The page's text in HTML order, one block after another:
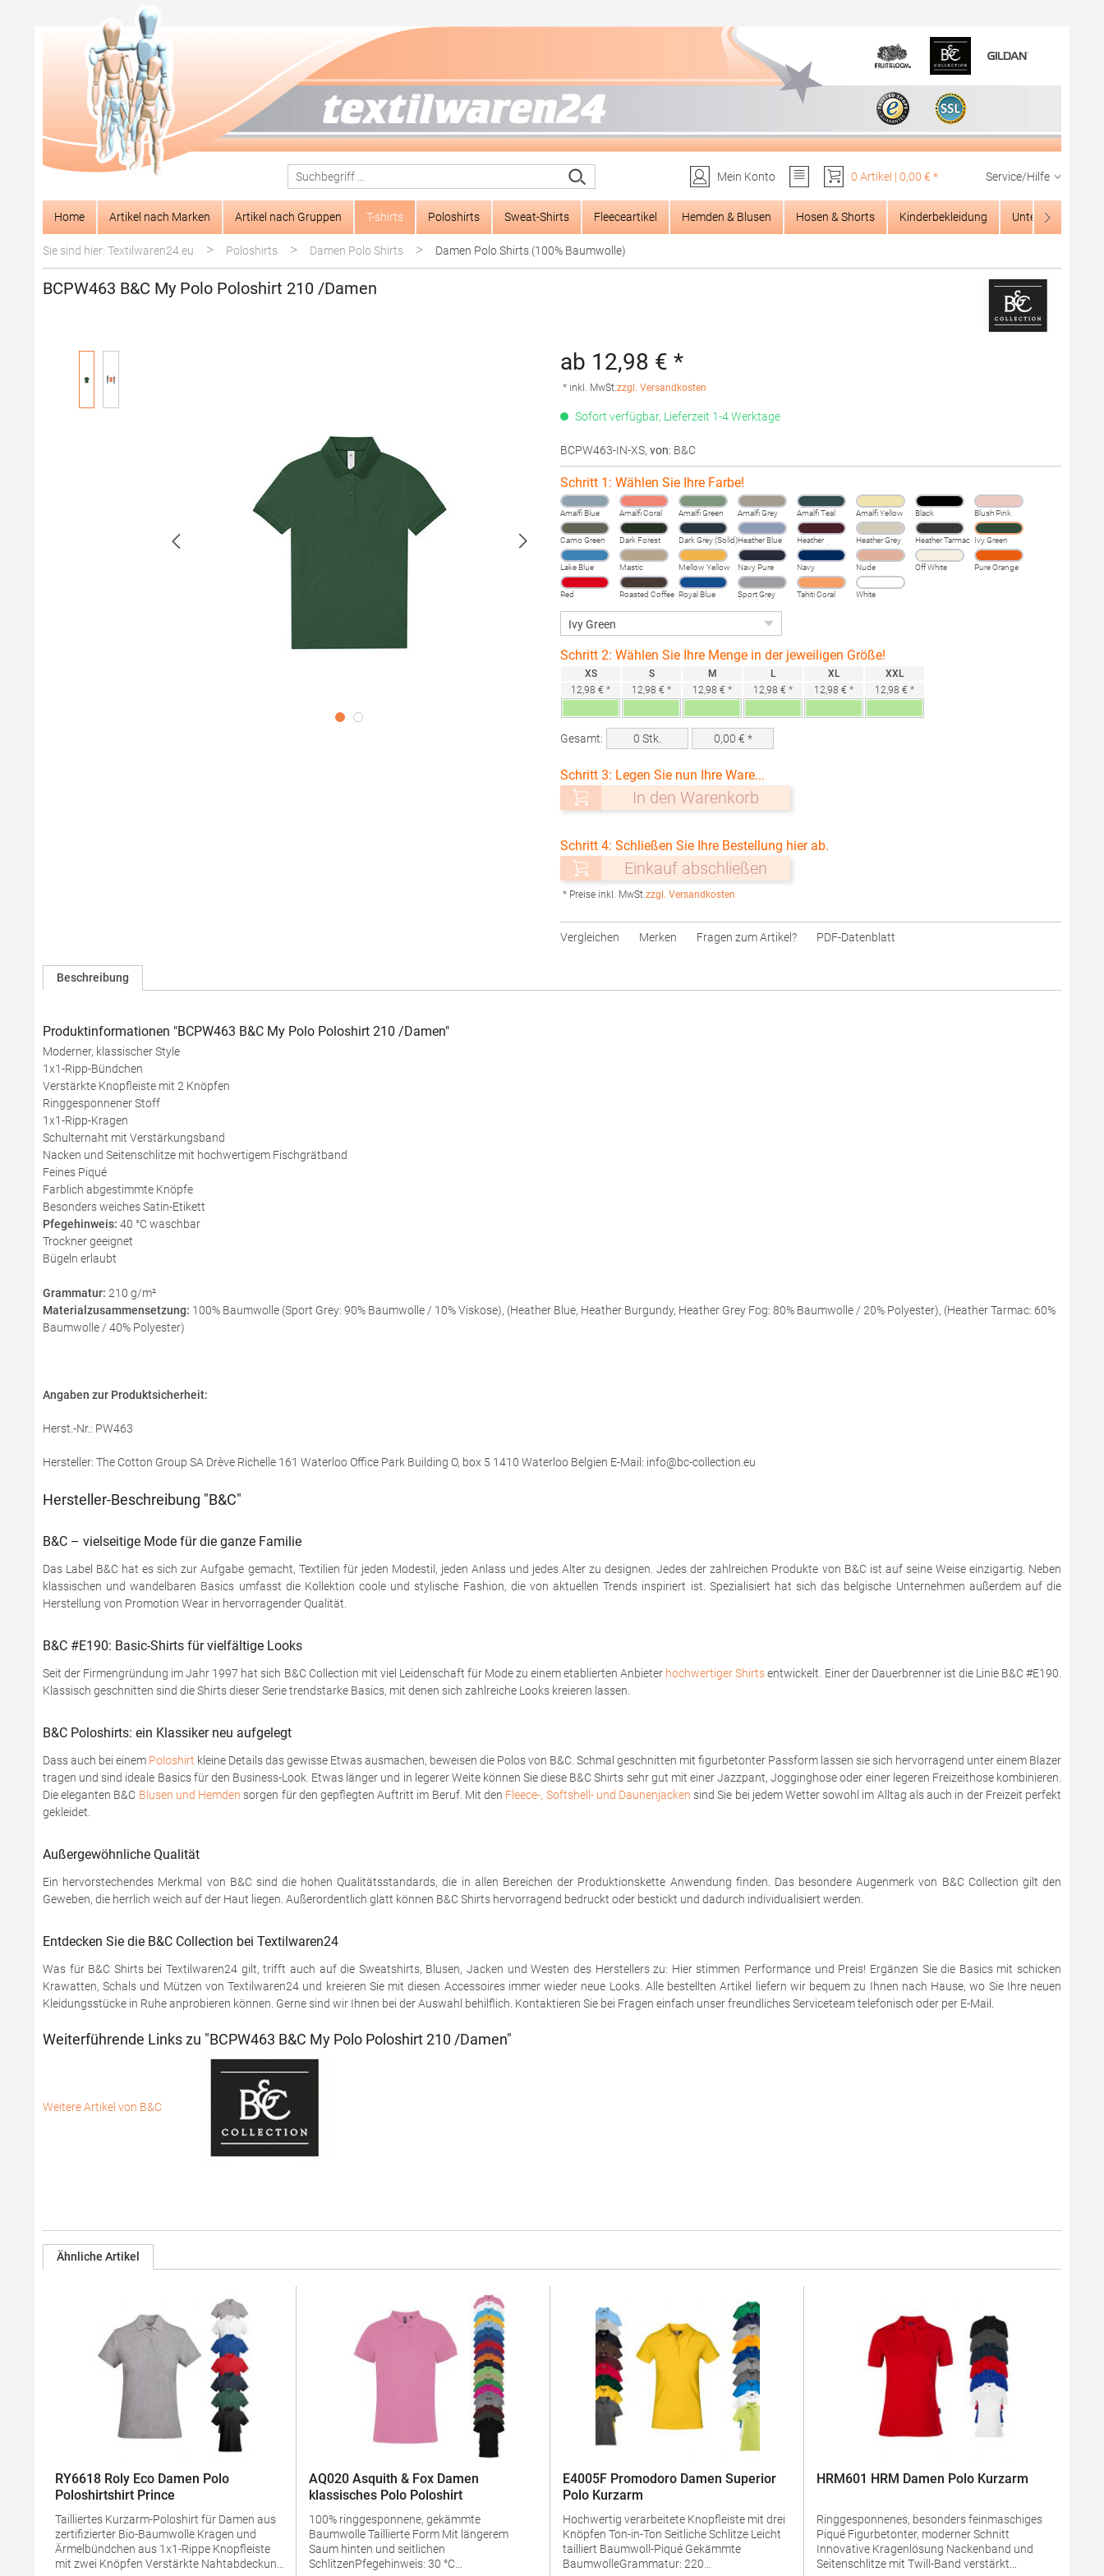
Zur Hauptnavigation springen
Mein Konto
0 Artikel | 0,00 € * Service/Hilfe
Home Artikel nach Marken Artikel nach Gruppen T-shirts Poloshirts Sweat-Shirts Fleeceartikel Hemden & Blusen Hosen & Shorts Kinderbekleidung Unterwäsche
Sie sind hier: Textilwaren24.eu > Poloshirts > Damen Polo Shirts > Damen Polo Shirts (100% Baumwolle)
BCPW463 B&C My Polo Poloshirt 210 /Damen
ab 12,98 € *
* inkl. MwSt.zzgl. Versandkosten
Sofort verfügbar, Lieferzeit 1-4 Werktage
BCPW463-IN-XS, von: B&C
Schritt 1: Wählen Sie Ihre Farbe!
Amalfi Blue Amalfi Coral Amalfi Green Amalfi Grey Amalfi Teal Amalfi Yellow Black Blush Pink
Camo Green Dark Forest Dark Grey (Solid)Heather Blue
Heather
Burgundy
Heather Grey
Fog
Heather Tarmac Ivy Green
Lake Blue Mastic Mellow Yellow Navy Pure Navy Nude Off White Pure Orange
Red Roasted Coffee Royal Blue
Sport Grey
(Heather)
Tahiti Coral White
Schritt 2: Wählen Sie Ihre Menge in der jeweiligen Größe!
XS
12,98 € *
S
12,98 € *
M
12,98 € *
L
12,98 € *
XL
12,98 € *
XXL
12,98 € *
Gesamt: 0 Stk. 0,00 € *
Schritt 3: Legen Sie nun Ihre Ware...
In den Warenkorb
Schritt 4: Schließen Sie Ihre Bestellung hier ab.
Einkauf abschließen
* Preise inkl. MwSt.zzgl. Versandkosten
Vergleichen Merken Fragen zum Artikel? PDF-Datenblatt
Beschreibung
Produktinformationen "BCPW463 B&C My Polo Poloshirt 210 /Damen"
Moderner, klassischer Style
1x1-Ripp-Bündchen
Verstärkte Knopfleiste mit 2 Knöpfen
Ringgesponnener Stoff
1x1-Ripp-Kragen
Schulternaht mit Verstärkungsband
Nacken und Seitenschlitze mit hochwertigem Fischgrätband
Feines Piqué
Farblich abgestimmte Knöpfe
Besonders weiches Satin-Etikett
Pfegehinweis: 40 °C waschbar
Trockner geeignet
Bügeln erlaubt
Grammatur: 210 g/m²
Materialzusammensetzung: 100% Baumwolle (Sport Grey: 90% Baumwolle / 10% Viskose), (Heather Blue, Heather Burgundy, Heather Grey Fog: 80% Baumwolle / 20% Polyester), (Heather Tarmac: 60%
Baumwolle / 40% Polyester)
Angaben zur Produktsicherheit:
Herst.-Nr.: PW463
Hersteller: The Cotton Group SA Drève Richelle 161 Waterloo Office Park Building O, box 5 1410 Waterloo Belgien E-Mail: info@bc-collection.eu
Hersteller-Beschreibung "B&C"
B&C – vielseitige Mode für die ganze Familie
Das Label B&C hat es sich zur Aufgabe gemacht, Textilien für jeden Modestil, jeden Anlass und jedes Alter zu designen. Jedes der zahlreichen Produkte von B&C ist auf seine Weise einzigartig. Neben
klassischen und wandelbaren Basics umfasst die Kollektion coole und stylische Fashion, die von aktuellen Trends inspiriert ist. Spezialisiert hat sich das belgische Unternehmen außerdem auf die
Herstellung von Promotion Wear in hervorragender Qualität.
B&C #E190: Basic-Shirts für vielfältige Looks
Seit der Firmengründung im Jahr 1997 hat sich B&C Collection mit viel Leidenschaft für Mode zu einem etablierten Anbieter hochwertiger Shirtsentwickelt. Einer der Dauerbrenner ist die Linie B&C #E190.
Klassisch geschnitten sind die Shirts dieser Serie trendstarke Basics, mit denen sich zahlreiche Looks kreieren lassen.
B&C Poloshirts: ein Klassiker neu aufgelegt
Dass auch bei einem Poloshirt kleine Details das gewisse Etwas ausmachen, beweisen die Polos von B&C. Schmal geschnitten mit figurbetonter Passform lassen sie sich hervorragend unter einem Blazer
tragen und sind ideale Basics für den Business-Look. Etwas länger und in legerer Weite können Sie diese B&C Shirts sehr gut mit einer Jazzpant, Jogginghose oder einer legeren Freizeithose kombinieren.
Die eleganten B&C Blusen und Hemden sorgen für den gepflegten Auftritt im Beruf. Mit den Fleece-, Softshell- und Daunenjacken sind Sie bei jedem Wetter sowohl im Alltag als auch in der Freizeit perfekt
gekleidet.
Außergewöhnliche Qualität
Ein hervorstechendes Merkmal von B&C sind die hohen Qualitätsstandards, die in allen Bereichen der Produktionskette Anwendung finden. Das besondere Augenmerk von B&C Collection gilt den
Geweben, die herrlich weich auf der Haut liegen. Außerordentlich glatt können B&C Shirts hervorragend bedruckt oder bestickt und dadurch individualisiert werden.
Entdecken Sie die B&C Collection bei Textilwaren24
Was für B&C Shirts bei Textilwaren24 gilt, trifft auch auf die Sweatshirts, Blusen, Jacken und Westen des Herstellers zu: Hier stimmen Performance und Preis! Ergänzen Sie die Basics mit schicken
Krawatten, Schals und Mützen von Textilwaren24 und kreieren Sie mit diesen Accessoires immer wieder neue Looks. Alle bestellten Artikel liefern wir bequem zu Ihnen nach Hause, wo Sie Ihre neuen
Kleidungsstücke in Ruhe anprobieren können. Gerne sind wir Ihnen bei der Auswahl behilflich. Kontaktieren Sie bei Fragen einfach unser freundliches Serviceteam telefonisch oder per E-Mail.
Weiterführende Links zu "BCPW463 B&C My Polo Poloshirt 210 /Damen"
Weitere Artikel von B&C
Ähnliche Artikel
RY6618 Roly Eco Damen Polo
Poloshirtshirt Prince
Tailliertes Kurzarm-Poloshirt für Damen aus
zertifizierter Bio-Baumwolle Kragen und
Ärmelbündchen aus 1x1-Rippe Knopfleiste
mit zwei Knöpfen Verstärkte Nahtabdeckung
AQ020 Asquith & Fox Damen
klassisches Polo Poloshirt
100% ringgesponnene, gekämmte
Baumwolle Taillierte Form Mit längerem
Saum hinten und seitlichen
SchlitzenPfegehinweis: 30 °C
E4005F Promodoro Damen Superior
Polo Kurzarm
Hochwertig verarbeitete Knopfleiste mit drei
Knöpfen Ton-in-Ton Seitliche Schlitze Leicht
tailliert Baumwoll-Piqué Gekämmte
BaumwolleGrammatur: 220
HRM601 HRM Damen Polo Kurzarm
Ringgesponnenes, besonders feinmaschiges
Piqué Figurbetonter, moderner Schnitt
Innovative Kragenlösung Nackenband und
Seitenschlitze mit Twill-Band verstärkt